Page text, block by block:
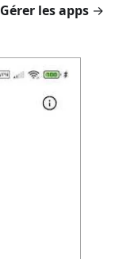
Gérer les apps →